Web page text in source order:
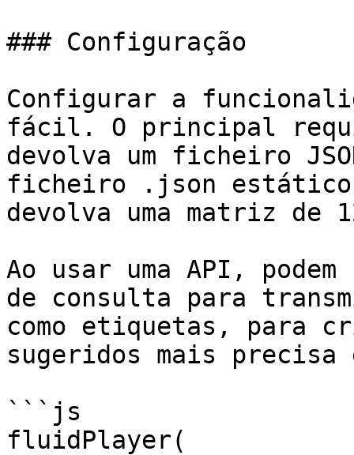
### Configuração
Configurar a
fácil. O principal
devolva um ficheiro
ficheiro .json estático
devolva uma matriz de
Ao usar uma API,
de consulta para
como etiquetas, para
sugeridos mais
```js
fluidPlayer(